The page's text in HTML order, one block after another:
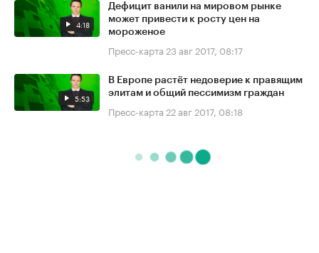
4:18
Дефицит ванили на мировом рынке
может привести к росту цен на
мороженое
Пресс-карта 23 авг 2017, 08:17
5:53
В Европе растёт недоверие к правящим
элитам и общий пессимизм граждан
Пресс-карта 22 авг 2017, 08:18